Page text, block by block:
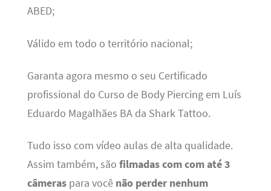
ABED;
Válido em todo o território nacional;
Garanta agora mesmo o seu Certificado
profissional do Curso de Body Piercing em Luís
Eduardo Magalhães BA da Shark Tattoo.
Tudo isso com vídeo aulas de alta qualidade.
Assim também, são filmadas com com até 3
câmeraspara você não perder nenhum